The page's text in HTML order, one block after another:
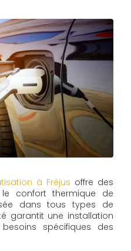
à Fréjus offre des
confort thermique de
dans tous types de
garantit une installation
spécifiques des